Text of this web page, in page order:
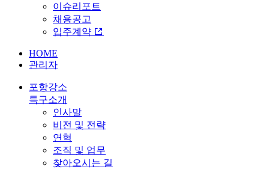
이슈리포트
채용공고
입주계약
HOME
관리자
포항강소
특구소개
인사말
비전 및 전략
연혁
조직 및 업무
찾아오시는 길